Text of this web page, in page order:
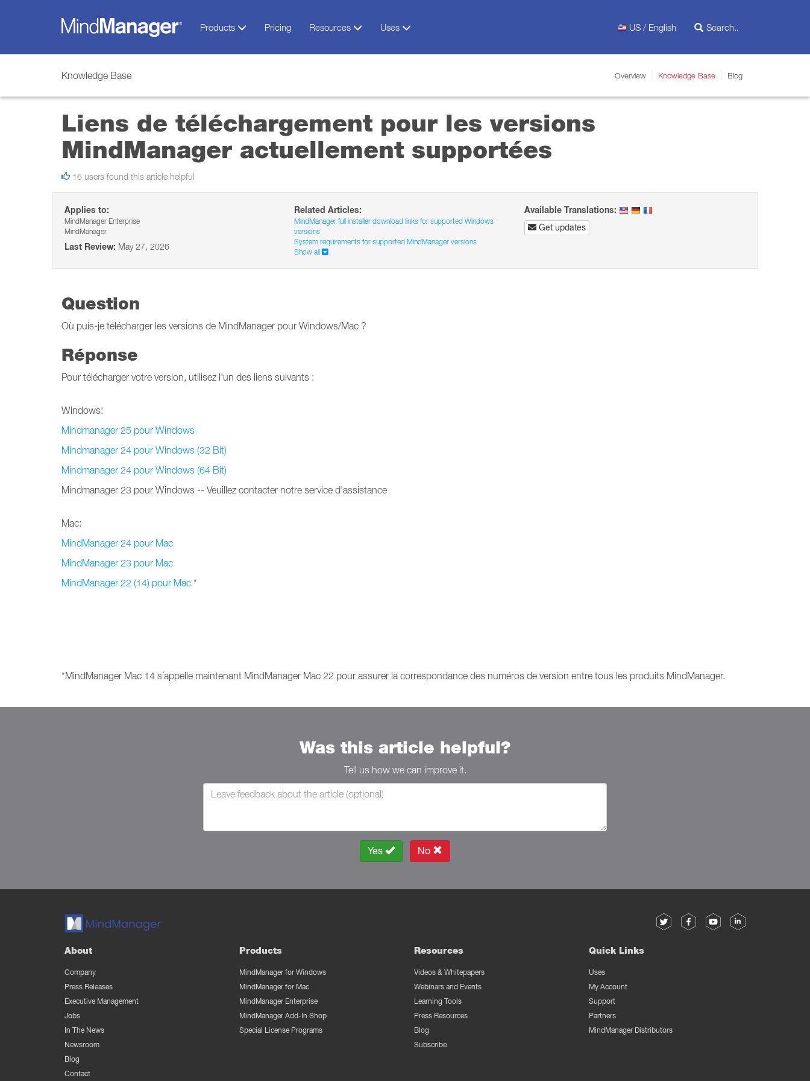
Products Pricing Resources Uses US / English
Knowledge Base Overview Knowledge Base Blog
Liens de téléchargement pour les versions
MindManager actuellement supportées
16 users found this article helpful
Applies to:
MindManager Enterprise
MindManager
Last Review: May 27, 2026
Related Articles:
MindManager full installer download links for supported Windows
versions
System requirements for supported MindManager versions
Show all
Available Translations:
Get updates
Question
Où puis-je télécharger les versions de MindManager pour Windows/Mac ?
Réponse
Pour télécharger votre version, utilisez l'un des liens suivants :
Windows:
Mindmanager 25 pour Windows
Mindmanager 24 pour Windows (32 Bit)
Mindmanager 24 pour Windows (64 Bit)
Mindmanager 23 pour Windows -- Veuillez contacter notre service d'assistance
Mac:
MindManager 24 pour Mac
MindManager 23 pour Mac
MindManager 22 (14) pour Mac *
*MindManager Mac 14 s´appelle maintenant MindManager Mac 22 pour assurer la correspondance des numéros de version entre tous les produits MindManager.
Was this article helpful?
Tell us how we can improve it.
Yes No
About
Company
Press Releases
Executive Management
Jobs
In The News
Newsroom
Blog
Contact
Products
MindManager for Windows
MindManager for Mac
MindManager Enterprise
MindManager Add-In Shop
Special License Programs
Resources
Videos & Whitepapers
Webinars and Events
Learning Tools
Press Resources
Blog
Subscribe
Quick Links
Uses
My Account
Support
Partners
MindManager Distributors